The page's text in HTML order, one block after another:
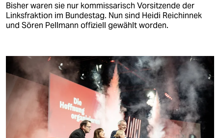
Bisher waren sie nur kommissarisch Vorsitzende der
Linksfraktion im Bundestag. Nun sind Heidi Reichinnek
und Sören Pellmann offiziell gewählt worden.